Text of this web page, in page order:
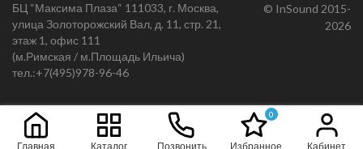
БЦ “Максима Плаза“ 111033, г. Москва,
улица Золоторожский Вал, д. 11, стр. 21,
этаж 1, офис 111
(м.Римская / м.Площадь Ильича)
тел.:+7(495)978-96-46
© InSound 2015-
2026
Главная Каталог Позвонить Избранное
0
Кабинет